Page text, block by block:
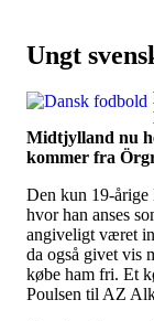
Наши партнеры
лучшие займы
Ungt
Midtjylland nu
kommer fra
Den kun 19-årige
hvor han anses
angiveligt været
da også givet vis
købe ham fri. Et
Poulsen til AZ